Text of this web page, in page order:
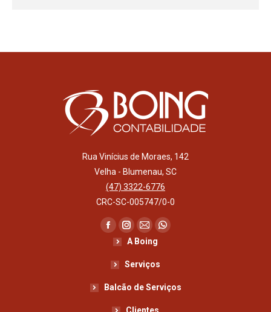
Rua Vinícius de Moraes, 142
Velha - Blumenau, SC
(47) 3322-6776
CRC-SC-005747/0-0
Facebook
page
opens
Instagram
page
opens
Mail
page
opens
Whatsapp
new
A Boing
Serviços
Balcão de Serviços